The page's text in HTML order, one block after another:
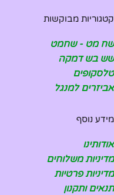
קטגוריות מבוקשות
שח מט - שחמט
שש בש דמקה
טלסקופים
אביזרים למנגל
מידע נוסף
אודותינו
מדיניות משלוחים
מדיניות פרטיות
תנאים ותקנון